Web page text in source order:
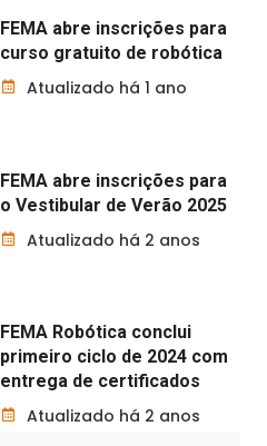
FEMA abre inscrições para
curso gratuito de robótica
Atualizado há 1 ano
FEMA abre inscrições para
o Vestibular de Verão 2025
Atualizado há 2 anos
FEMA Robótica conclui
primeiro ciclo de 2024 com
entrega de certificados
Atualizado há 2 anos